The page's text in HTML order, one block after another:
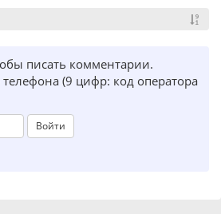
писать комментарии.
(9 цифр: код оператора
Войти